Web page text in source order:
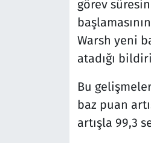
görev
Warsh yeni
atadığı
Bu
baz puan
artışla 99,3